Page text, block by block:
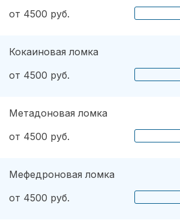
от 4500 руб.
Кокаиновая ломка
от 4500 руб.
Метадоновая ломка
от 4500 руб.
Мефедроновая ломка
от 4500 руб.